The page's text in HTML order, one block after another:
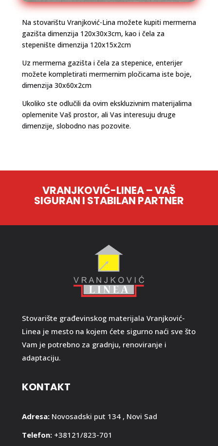
Na stovarištu Vranjković-Lina možete kupiti mermerna
gazišta dimenzija 120x30x3cm, kao i čela za
stepenište dimenzija 120x15x2cm
Uz mermerna gazišta i čela za stepenice, enterijer
možete kompletirati mermernim pločicama iste boje,
dimenzija 30x60x2cm
Ukoliko ste odlučili da ovim ekskluzivnim materijalima
oplemenite Vaš prostor, ali Vas interesuju druge
dimenzije, slobodno nas pozovite.
VRANJKOVIĆ-LINEA – VAŠ
SIGURAN I STABILAN PARTNER
Stovarište građevinskog materijala Vranjković-
Linea je mesto na kojem ćete sigurno naći sve što
Vam je potrebno za gradnju, renoviranje i
adaptaciju.
KONTAKT
Adresa: Novosadski put 134 , Novi Sad
Telefon: +38121/823-701